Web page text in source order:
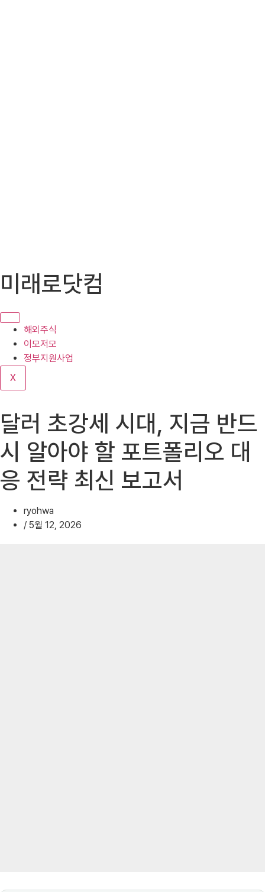
텐
로
기
미래로닷컴
해외주식
이모저모
정부지원사업
X
달러 초강세 시대, 지금 반드
시 알아야 할 포트폴리오 대
응 전략 최신 보고서
ryohwa
/ 5월 12, 2026